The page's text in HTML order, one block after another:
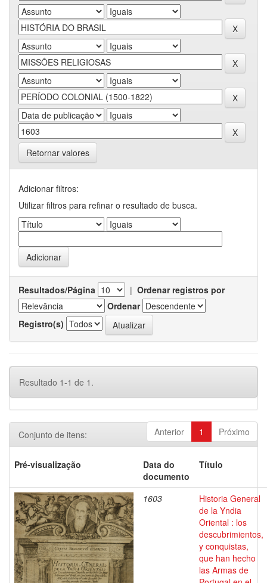
Retornar valores
Adicionar filtros:
Utilizar filtros para refinar o resultado de busca.
Resultados/Página | Ordenar registros por
Ordenar
Registro(s)
Resultado 1-1 de 1.
Anterior 1 Próximo
Conjunto de itens:
Pré-visualização
Data do
documento
Título
1603
Historia General
de la Yndia
Oriental : los
descubrimientos,
y conquistas,
que han hecho
las Armas de